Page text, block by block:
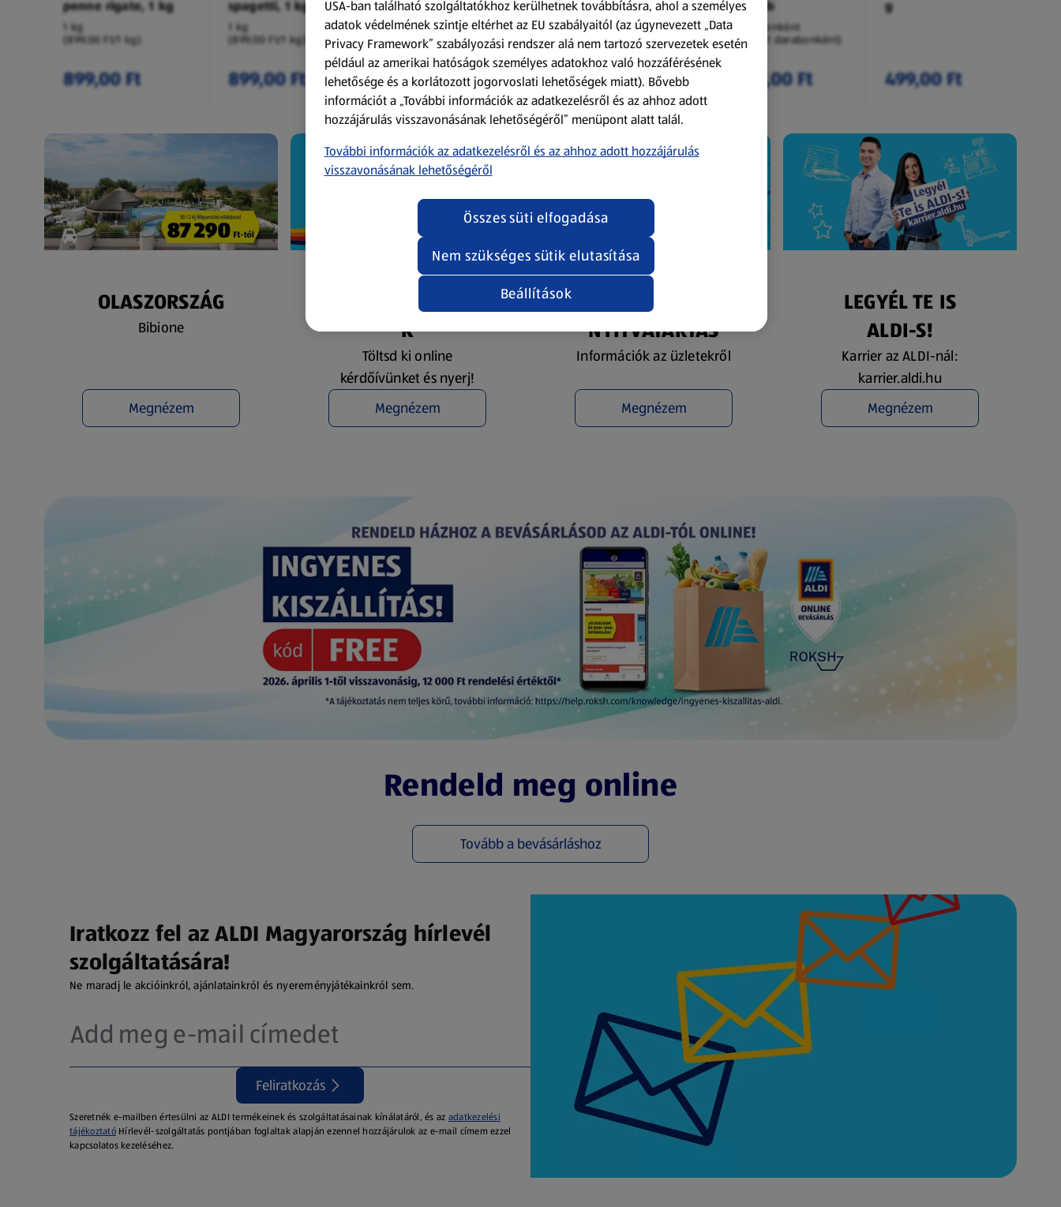
penne rigate, 1 kg
1 kg
(899,00 Ft/1 kg)
899,00 Ft
spagetti, 1 kg
1 kg
(899,00 Ft/1 kg)
899,00 Ft
palack
0,8 kg
(1 186,25 Ft/1 kg)
949,00 Ft
64 darab
64 darabonként
(59,36 Ft/1 darabonként)
3 799,00 Ft
54 darab
54 darabonként
(62,94 Ft/1 darabonként)
3 399,00 Ft
g
499,00 Ft
OLASZORSZÁG
Bibione
Megnézem
NYEREMÉNYJÁTÉ
K
Töltsd ki online
kérdőívünket és nyerj!
Megnézem
ÜZLETKERESŐ ÉS
NYITVATARTÁS
Információk az üzletekről
Megnézem
LEGYÉL TE IS
ALDI-S!
Karrier az ALDI-nál:
karrier.aldi.hu
Megnézem
(új oldalon nyílik meg)
Rendeld meg online
Tovább a bevásárláshoz
(új oldalon nyílik meg)
Iratkozz fel az ALDI Magyarország hírlevél
szolgáltatására!
Ne maradj le akcióinkról, ajánlatainkról és nyereményjátékainkról sem.
Feliratkozás
Szeretnék e-mailben értesülni az ALDI termékeinek és szolgáltatásainak kínálatáról, és az adatkezelési
tájékoztatóHírlevél-szolgáltatás pontjában foglaltak alapján ezennel hozzájárulok az e-mail címem ezzel
kapcsolatos kezeléséhez.
USA-ban található szolgáltatókhoz kerülhetnek továbbításra, ahol a személyes
adatok védelmének szintje eltérhet az EU szabályaitól (az úgynevezett „Data
Privacy Framework” szabályozási rendszer alá nem tartozó szervezetek esetén
például az amerikai hatóságok személyes adatokhoz való hozzáférésének
lehetősége és a korlátozott jogorvoslati lehetőségek miatt). Bővebb
információt a „További információk az adatkezelésről és az ahhoz adott
hozzájárulás visszavonásának lehetőségéről” menüpont alatt talál.
További információk az adatkezelésről és az ahhoz adott hozzájárulás
visszavonásának lehetőségéről
Beállítások
Nem szükséges sütik elutasítása
Összes süti elfogadása